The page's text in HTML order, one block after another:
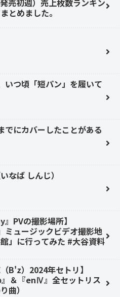
売初週）売上枚数ランキン
とめました。
いつ頃「短パン」を履いて
でにカバーしたことがある
なば しんじ）
』PVの撮影場所】
ミュージックビデオ撮影地
館」に行ってみた #大谷資料
（B'z）2024年セトリ】
』＆『enⅣ』全セットリス
曲）